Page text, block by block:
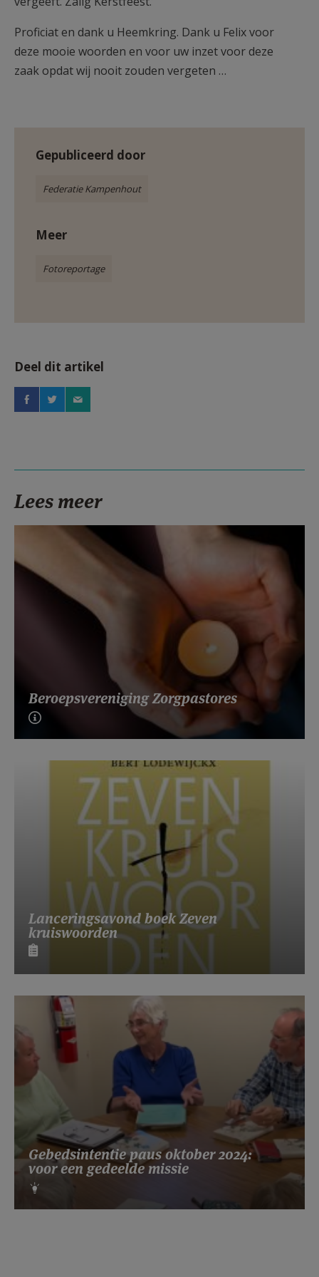
Proficiat en dank u Heemkring. Dank u Felix voor
deze mooie woorden en voor uw inzet voor deze
zaak opdat wij nooit zouden vergeten …
Gepubliceerd door
Federatie Kampenhout
Meer
Fotoreportage
Deel dit artikel
Lees meer
Beroepsvereniging Zorgpastores
Lanceringsavond boek Zeven
kruiswoorden
Gebedsintentie paus oktober 2024:
voor een gedeelde missie